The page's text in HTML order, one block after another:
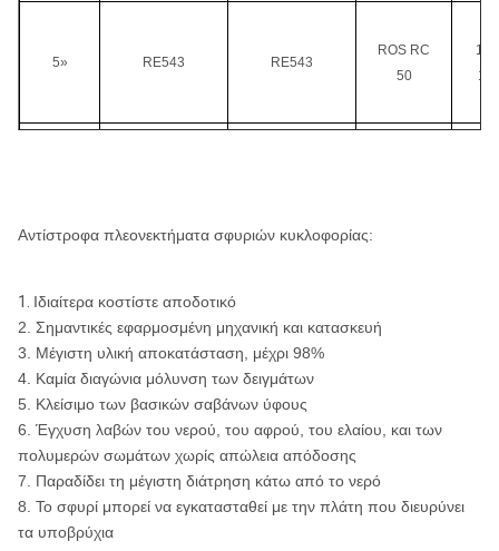
5» RE543 RE543
ROS RC
50
5 1/2» RE547
5 1/2» RE052 RE052
55
Αντίστροφα πλεονεκτήματα σφυριών κυκλοφορίας:
1. Ιδιαίτερα κοστίστε αποδοτικό
2. Σημαντικές εφαρμοσμένη μηχανική και κατασκευή
3. Μέγιστη υλική αποκατάσταση, μέχρι 98%
4. Καμία διαγώνια μόλυνση των δειγμάτων
5. Κλείσιμο των βασικών σαβάνων ύφους
6. Έγχυση λαβών του νερού, του αφρού, του ελαίου, και των
πολυμερών σωμάτων χωρίς απώλεια απόδοσης
7. Παραδίδει τη μέγιστη διάτρηση κάτω από το νερό
8. Το σφυρί μπορεί να εγκατασταθεί με την πλάτη που διευρύνει
τα υποβρύχια